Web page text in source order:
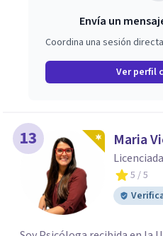
Envía un
Coordina una sesión
Ver perfil
13 Maria
5 / 5